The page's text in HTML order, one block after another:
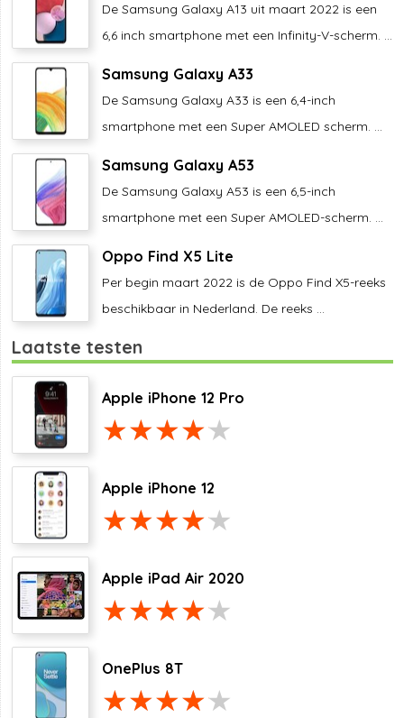
De Samsung Galaxy A13 uit maart 2022 is een
6,6 inch smartphone met een Infinity-V-scherm. ...
Samsung Galaxy A33
De Samsung Galaxy A33 is een 6,4-inch
smartphone met een Super AMOLED scherm. ...
Samsung Galaxy A53
De Samsung Galaxy A53 is een 6,5-inch
smartphone met een Super AMOLED-scherm. ...
Oppo Find X5 Lite
Per begin maart 2022 is de Oppo Find X5-reeks
beschikbaar in Nederland. De reeks ...
Laatste testen
Apple iPhone 12 Pro
Apple iPhone 12
Apple iPad Air 2020
OnePlus 8T